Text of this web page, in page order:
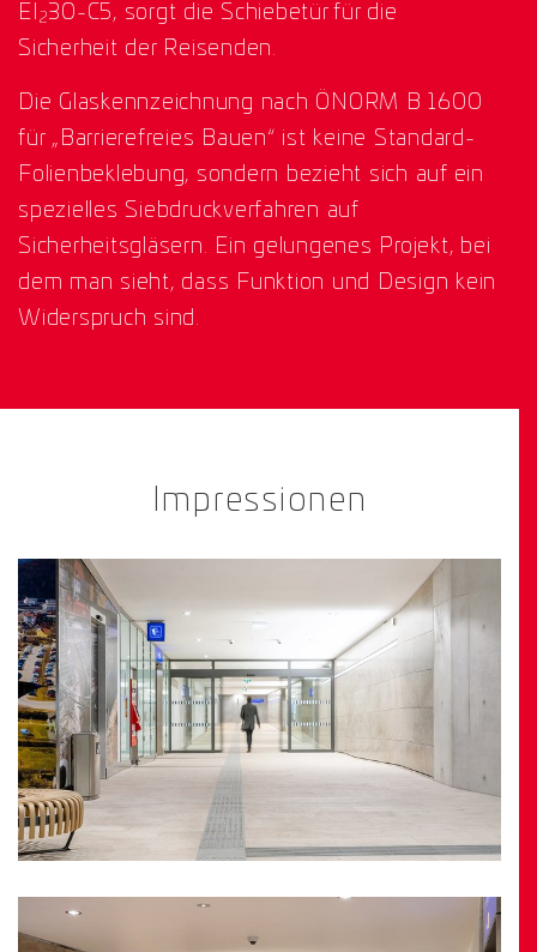
EI 230-C5, sorgt die Schiebetür für die
Sicherheit der Reisenden.
Die Glaskennzeichnung nach ÖNORM B 1600
für „Barrierefreies Bauen“ ist keine Standard-
Folienbeklebung, sondern bezieht sich auf ein
spezielles Siebdruckverfahren auf
Sicherheitsgläsern. Ein gelungenes Projekt, bei
dem man sieht, dass Funktion und Design kein
Widerspruch sind.
Impressionen